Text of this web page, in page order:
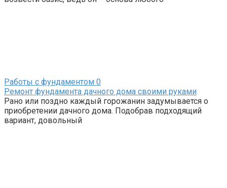
Работы с фундаментом 0
Ремонт фундамента дачного дома своими руками
Рано или поздно каждый горожанин задумывается о
приобретении дачного дома. Подобрав подходящий
вариант, довольный